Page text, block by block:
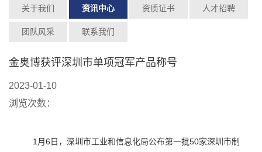
关于我们 资讯中心 资质证书 人才招聘
团队风采 联系我们
金奥博获评深圳市单项冠军产品称号
2023-01-10
浏览次数：
1月6日，深圳市工业和信息化局公布第一批50家深圳市制